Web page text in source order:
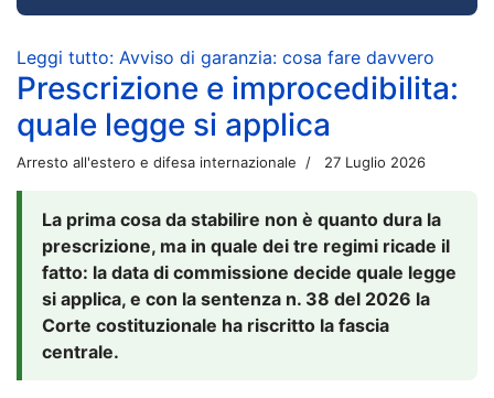
Leggi tutto: Avviso di garanzia: cosa fare davvero
Prescrizione e improcedibilita:
quale legge si applica
Arresto all'estero e difesa internazionale 27 Luglio 2026
La prima cosa da stabilire non è quanto dura la
prescrizione, ma in quale dei tre regimi ricade il
fatto: la data di commissione decide quale legge
si applica, e con la sentenza n. 38 del 2026 la
Corte costituzionale ha riscritto la fascia
centrale.